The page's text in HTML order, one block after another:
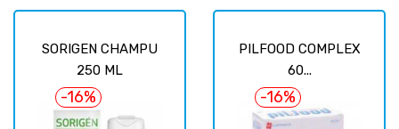
SORIGEN CHAMPU
250 ML
-16%
PILFOOD COMPLEX
60...
-16%